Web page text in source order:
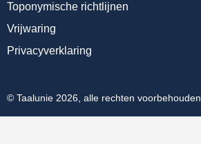
Toponymische richtlijnen
Vrijwaring
Privacyverklaring
© Taalunie 2026, alle rechten voorbehouden.